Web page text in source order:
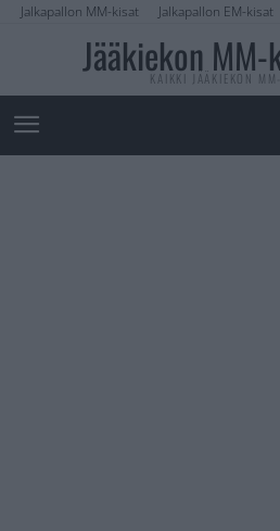
Jalkapallon MM-kisat Jalkapallon EM-kisat
Jääkiekon
KAIKKI JÄÄKIEKON